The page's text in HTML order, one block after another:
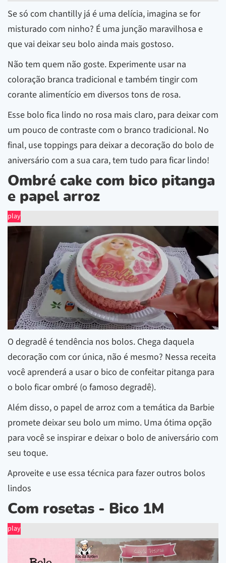
Se só com chantilly já é uma delícia, imagina se for
misturado com ninho? É uma junção maravilhosa e
que vai deixar seu bolo ainda mais gostoso.
Não tem quem não goste. Experimente usar na
coloração branca tradicional e também tingir com
corante alimentício em diversos tons de rosa.
Esse bolo fica lindo no rosa mais claro, para deixar com
um pouco de contraste com o branco tradicional. No
final, use toppings para deixar a decoração do bolo de
aniversário com a sua cara, tem tudo para ficar lindo!
Ombré cake com bico pitanga
e papel arroz
play
O degradê é tendência nos bolos. Chega daquela
decoração com cor única, não é mesmo? Nessa receita
você aprenderá a usar o bico de confeitar pitanga para
o bolo ficar ombré (o famoso degradê).
Além disso, o papel de arroz com a temática da Barbie
promete deixar seu bolo um mimo. Uma ótima opção
para você se inspirar e deixar o bolo de aniversário com
seu toque.
Aproveite e use essa técnica para fazer outros bolos
lindos
Com rosetas - Bico 1M
play